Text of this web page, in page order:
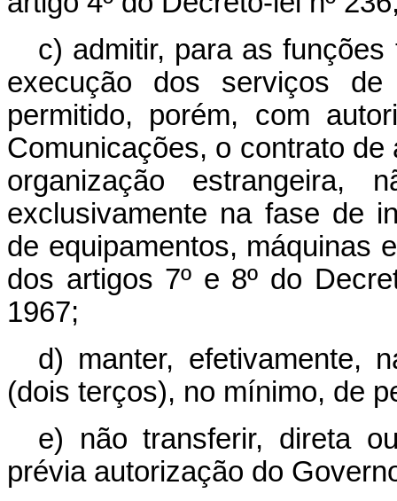
c) admitir, para as
execução dos serviços de
permitido, porém, com
Comunicações, o contrato
organização
exclusivamente na fase de
de equipamentos, máquinas
dos artigos 7º e 8º do
1967;
d) manter, efetivamente,
(dois terços), no mínimo, de
e) não transferir, direta
prévia autorização do